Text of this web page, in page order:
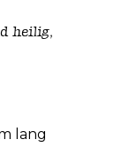
heilig,
lang